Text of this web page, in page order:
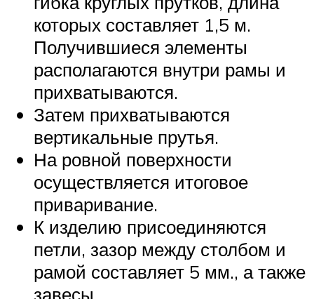
которых составляет 1,5 м.
Получившиеся элементы
располагаются внутри рамы и
прихватываются.
Затем прихватываются
вертикальные прутья.
На ровной поверхности
осуществляется итоговое
приваривание.
К изделию присоединяются
петли, зазор между столбом и
рамой составляет 5 мм., а также
завесы.